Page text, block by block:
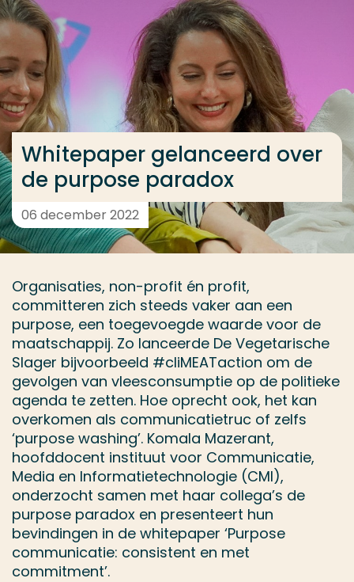
Ga direct naar de content
... > Whitepaper gelanceerd over de purpose
Whitepaper gelanceerd over
de purpose paradox
06 december 2022
Organisaties, non-profit én profit,
committeren zich steeds vaker aan een
purpose, een toegevoegde waarde voor de
maatschappij. Zo lanceerde De Vegetarische
Slager bijvoorbeeld #cliMEATaction om de
gevolgen van vleesconsumptie op de politieke
agenda te zetten. Hoe oprecht ook, het kan
overkomen als communicatietruc of zelfs
‘purpose washing’. Komala Mazerant,
hoofddocent instituut voor Communicatie,
Media en Informatietechnologie (CMI),
onderzocht samen met haar collega’s de
purpose paradox en presenteert hun
bevindingen in de whitepaper ‘Purpose
communicatie: consistent en met
commitment’.
Veel gezocht
Opleiding
Contact